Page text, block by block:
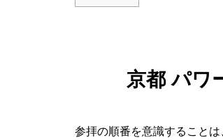
京都 パワ
参拝の順番を意識すること